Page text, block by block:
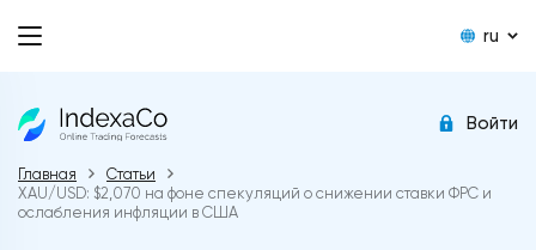
ru
Войти
Главная
Статьи
XAU/USD: $2,070 на фоне спекуляций о снижении ставки ФРС и
ослабления инфляции в США